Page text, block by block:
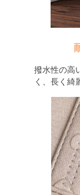
撥水性の高
く、長く綺